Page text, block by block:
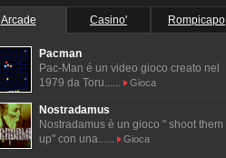
Arcade Casino' Rompicapo
Pacman
Pac-Man é un video gioco creato nel
1979 da Toru......
Gioca
Nostradamus
Nostradamus è un gioco " shoot them
up" con una......
Gioca